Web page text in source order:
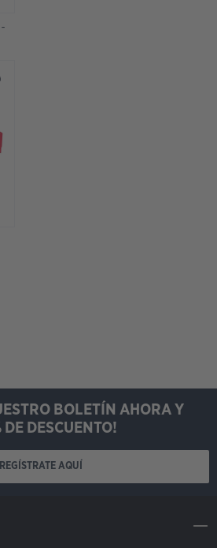
BOLETÍN AHORA Y
DESCUENTO!
REGÍSTRATE AQUÍ